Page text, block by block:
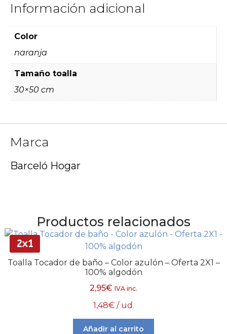
Información adicional
Color
naranja
Tamaño toalla
30×50 cm
Marca
Barceló Hogar
Productos relacionados
2x1
Toalla Tocador de baño – Color azulón – Oferta 2X1 –
100% algodón
2,95€ IVA inc.
1,48€ / ud.
Añadir al carrito